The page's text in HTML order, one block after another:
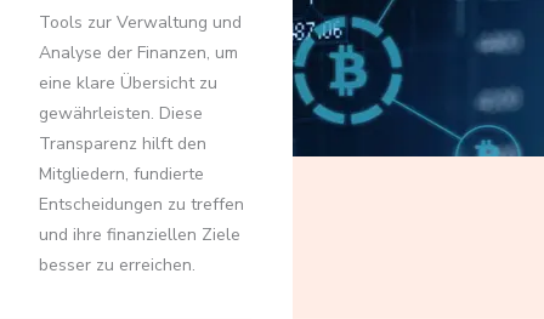
Tools zur Verwaltung und
Analyse der Finanzen, um
eine klare Übersicht zu
gewährleisten. Diese
Transparenz hilft den
Mitgliedern, fundierte
Entscheidungen zu treffen
und ihre finanziellen Ziele
besser zu erreichen.